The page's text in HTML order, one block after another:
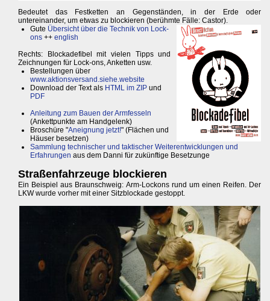
Bedeutet das Festketten an Gegenständen, in der Erde oder
untereinander, um etwas zu blockieren (berühmte Fälle: Castor).
Gute Übersicht über die Technik von Lock-
ons ++ english
Rechts: Blockadefibel mit vielen Tipps und
Zeichnungen für Lock-ons, Anketten usw.
Bestellungen über
www.aktionsversand.siehe.website
Download der Text als HTML im ZIP und
PDF
Anleitung zum Bauen der Armfesseln
(Ankettpunkte am Handgelenk)
Broschüre "Aneignung jetzt!" (Flächen und
Häuser besetzen)
Sammlung technischer und taktischer Weiterentwicklungen und
Erfahrungen aus dem Danni für zukünftige Besetzunge
Straßenfahrzeuge blockieren
Ein Beispiel aus Braunschweig: Arm-Lockons rund um einen Reifen. Der
LKW wurde vorher mit einer Sitzblockade gestoppt.